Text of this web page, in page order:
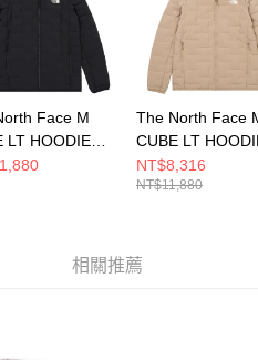
Face M
LT HOODIE
- AP 男 羽絨外
The North Face
CUBE LT
DOWN - AP 男
套
NT$8,316
NT$11,880
相關推薦